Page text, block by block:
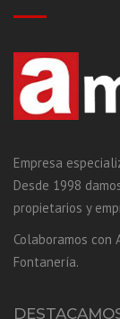
Empresa
Desde 1998
propietarios y
Colaboramos con
Fontanería.